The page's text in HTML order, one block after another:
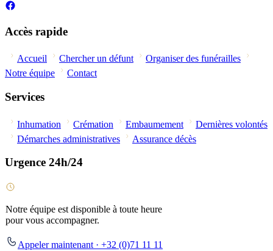
Accès rapide
Accueil Chercher un défunt
Organiser des funérailles
Notre équipe
Contact
Services
Inhumation Crémation Embaumement
Dernières volontés
Démarches administratives
Assurance décès
Urgence 24h/24
Notre équipe est disponible à toute heure
pour vous accompagner.
Appeler maintenant · +32 (0)71 11 11